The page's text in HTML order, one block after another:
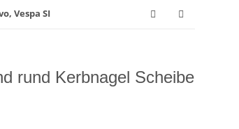
Vespa SI
rund Kerbnagel Scheibe